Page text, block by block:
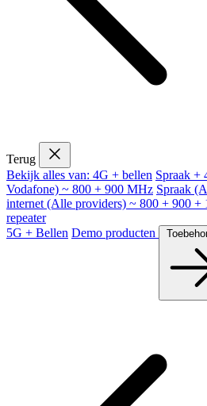
Terug
Bekijk alles van: 4G + bellen Spraak +
Vodafone) ~ 800 + 900 MHz Spraak
internet (Alle providers) ~ 800 + 900 +
repeater
5G + Bellen Demo producten